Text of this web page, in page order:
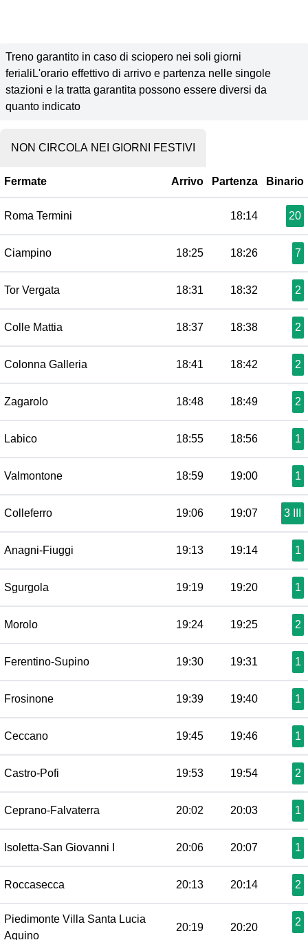
Treno garantito in caso di sciopero nei soli giorni
ferialiL'orario effettivo di arrivo e partenza nelle singole
stazioni e la tratta garantita possono essere diversi da
quanto indicato
NON CIRCOLA NEI GIORNI FESTIVI
Fermate Arrivo Partenza Binario
Roma Termini 18:14 20
Ciampino 18:25 18:26 7
Tor Vergata 18:31 18:32 2
Colle Mattia 18:37 18:38 2
Colonna Galleria 18:41 18:42 2
Zagarolo 18:48 18:49 2
Labico 18:55 18:56 1
Valmontone 18:59 19:00 1
Colleferro 19:06 19:07 3 III
Anagni-Fiuggi 19:13 19:14 1
Sgurgola 19:19 19:20 1
Morolo 19:24 19:25 2
Ferentino-Supino 19:30 19:31 1
Frosinone 19:39 19:40 1
Ceccano 19:45 19:46 1
Castro-Pofi 19:53 19:54 2
Ceprano-Falvaterra 20:02 20:03 1
Isoletta-San Giovanni I 20:06 20:07 1
Roccasecca 20:13 20:14 2
Piedimonte Villa Santa Lucia
Aquino
20:19 20:20 2